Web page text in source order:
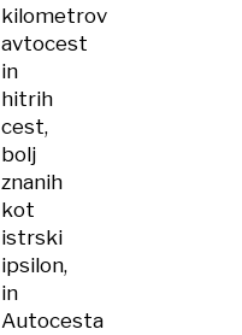
kilometrov
avtocest
in
hitrih
cest,
bolj
znanih
kot
istrski
ipsilon,
in
Autocesta